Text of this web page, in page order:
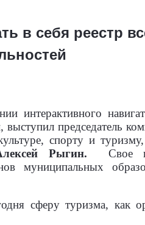
в себя реестр
интерактивного
выступил председатель
спорту и
Рыгин. Свое
муниципальных
сферу туризма, как